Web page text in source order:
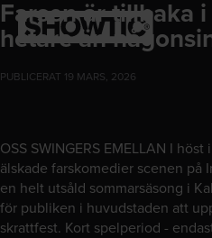
Farsen är tillbaka
hetare än
PUBLICERAT 19 MARS, 2026
OSS SWINGERS EMELLAN I
älskade farskomedier scenen på
en helt utsåld sommarsäsong i
för publiken i huvudstaden att
skrattfest. Kort spelperiod -